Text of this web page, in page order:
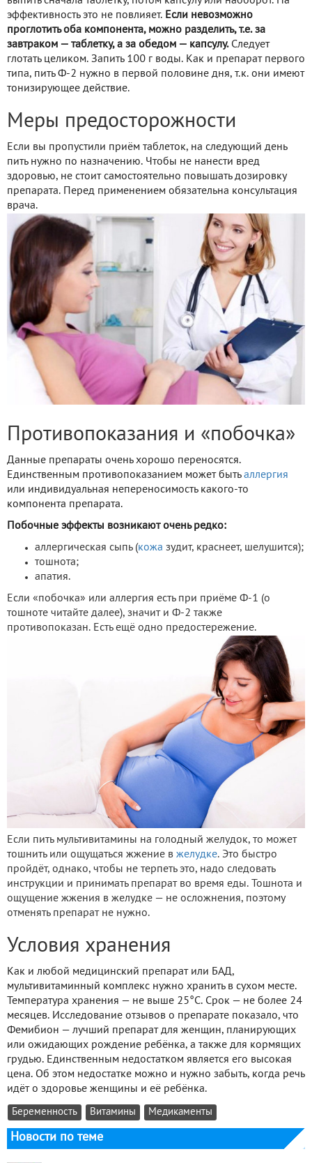
эффективность это не повлияет. Если невозможно
проглотить оба компонента, можно разделить, т.е. за
завтраком — таблетку, а за обедом — капсулу. Следует
глотать целиком. Запить 100 г воды. Как и препарат первого
типа, пить Ф-2 нужно в первой половине дня, т.к. они имеют
тонизирующее действие.
Меры предосторожности
Если вы пропустили приём таблеток, на следующий день
пить нужно по назначению. Чтобы не нанести вред
здоровью, не стоит самостоятельно повышать дозировку
препарата. Перед применением обязательна консультация
врача.
Противопоказания и «побочка»
Данные препараты очень хорошо переносятся.
Единственным противопоказанием может быть аллергия
или индивидуальная непереносимость какого-то
компонента препарата.
Побочные эффекты возникают очень редко:
аллергическая сыпь (кожа зудит, краснеет, шелушится);
тошнота;
апатия.
Если «побочка» или аллергия есть при приёме Ф-1 (о
тошноте читайте далее), значит и Ф-2 также
противопоказан. Есть ещё одно предостережение.
Если пить мультивитамины на голодный желудок, то может
тошнить или ощущаться жжение в желудке. Это быстро
пройдёт, однако, чтобы не терпеть это, надо следовать
инструкции и принимать препарат во время еды. Тошнота и
ощущение жжения в желудке — не осложнения, поэтому
отменять препарат не нужно.
Условия хранения
Как и любой медицинский препарат или БАД,
мультивитаминный комплекс нужно хранить в сухом месте.
Температура хранения — не выше 25°С. Срок — не более 24
месяцев. Исследование отзывов о препарате показало, что
Фемибион — лучший препарат для женщин, планирующих
или ожидающих рождение ребёнка, а также для кормящих
грудью. Единственным недостатком является его высокая
цена. Об этом недостатке можно и нужно забыть, когда речь
идёт о здоровье женщины и её ребёнка.
Беременность Витамины Медикаменты
Новости по теме